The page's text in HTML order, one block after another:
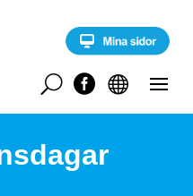


U